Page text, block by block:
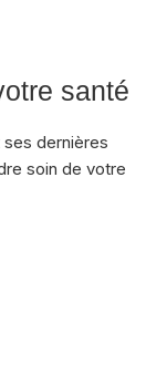
santé
dernières
soin de votre